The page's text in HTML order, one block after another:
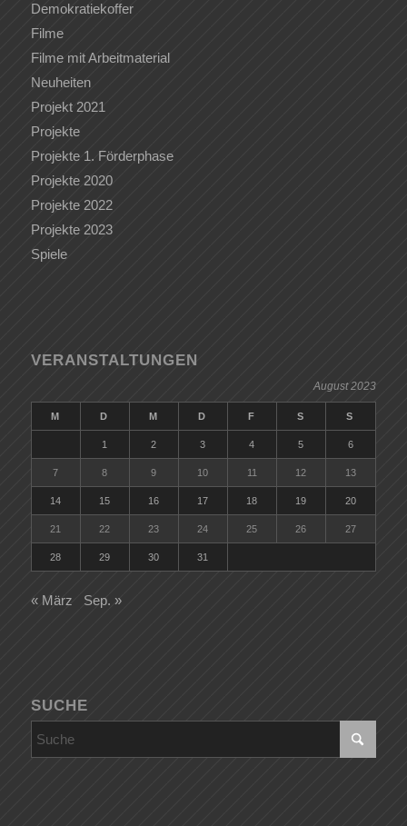
Demokratiekoffer
Filme
Filme mit Arbeitmaterial
Neuheiten
Projekt 2021
Projekte
Projekte 1. Förderphase
Projekte 2020
Projekte 2022
Projekte 2023
Spiele
VERANSTALTUNGEN
August 2023
M D M D F S S
1 2 3 4 5 6
7 8 9 10 11 12 13
14 15 16 17 18 19 20
21 22 23 24 25 26 27
28 29 30 31
« März Sep. »
SUCHE